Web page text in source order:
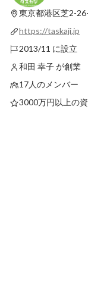
最新順で表示
東京都港区芝2-
https://taskaji.jp
2013/11 に設立
和田 幸子 が創業
17人のメンバー
3000万円以上の